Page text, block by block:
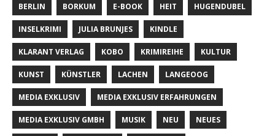
BERLIN BORKUM E-BOOK HEIT HUGENDUBEL
INSELKRIMI JULIA BRUNJES KINDLE
KLARANT VERLAG KOBO KRIMIREIHE KULTUR
KUNST KÜNSTLER LACHEN LANGEOOG
MEDIA EXKLUSIV MEDIA EXKLUSIV ERFAHRUNGEN
MEDIA EXKLUSIV GMBH MUSIK NEU NEUES